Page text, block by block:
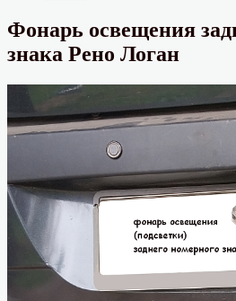
Фонарь освещения
знака Рено Логан